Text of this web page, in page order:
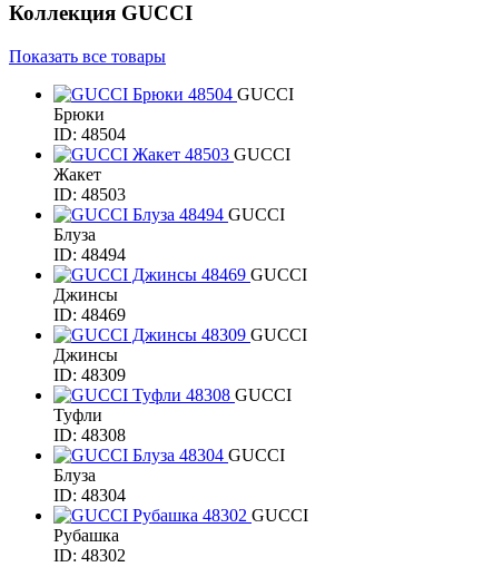
Коллекция GUCCI
Показать все товары
GUCCI
Брюки
ID: 48504
GUCCI
Жакет
ID: 48503
GUCCI
Блуза
ID: 48494
GUCCI
Джинсы
ID: 48469
GUCCI
Джинсы
ID: 48309
GUCCI
Туфли
ID: 48308
GUCCI
Блуза
ID: 48304
GUCCI
Рубашка
ID: 48302